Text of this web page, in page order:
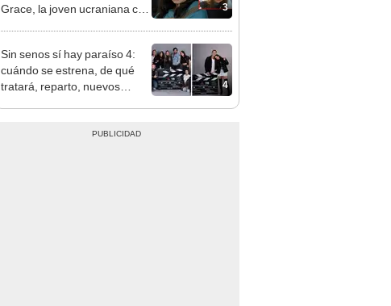
3
Grace, la joven ucraniana con
adoptada
4
Sin senos sí hay paraíso 4:
cuándo se estrena, de qué
tratará, reparto, nuevos